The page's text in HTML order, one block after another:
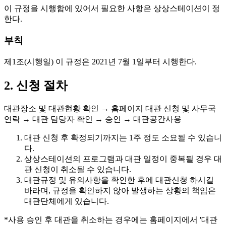
이 규정을 시행함에 있어서 필요한 사항은 상상스테이션이 정
한다.
부칙
제1조(시행일) 이 규정은 2021년 7월 1일부터 시행한다.
2. 신청 절차
대관장소 및 대관현황 확인 → 홈페이지 대관 신청 및 사무국
연락 → 대관 담당자 확인 → 승인 → 대관공간사용
대관 신청 후 확정되기까지는 1주 정도 소요될 수 있습니
다.
상상스테이션의 프로그램과 대관 일정이 중복될 경우 대
관 신청이 취소될 수 있습니다.
대관규정 및 유의사항을 확인한 후에 대관신청 하시길
바라며, 규정을 확인하지 않아 발생하는 상황의 책임은
대관단체에게 있습니다.
*사용 승인 후 대관을 취소하는 경우에는 홈페이지에서 '대관